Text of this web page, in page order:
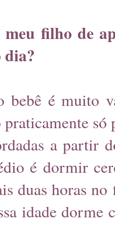
filho de
bebê é muito
só
a partir
é dormir
duas horas
idade